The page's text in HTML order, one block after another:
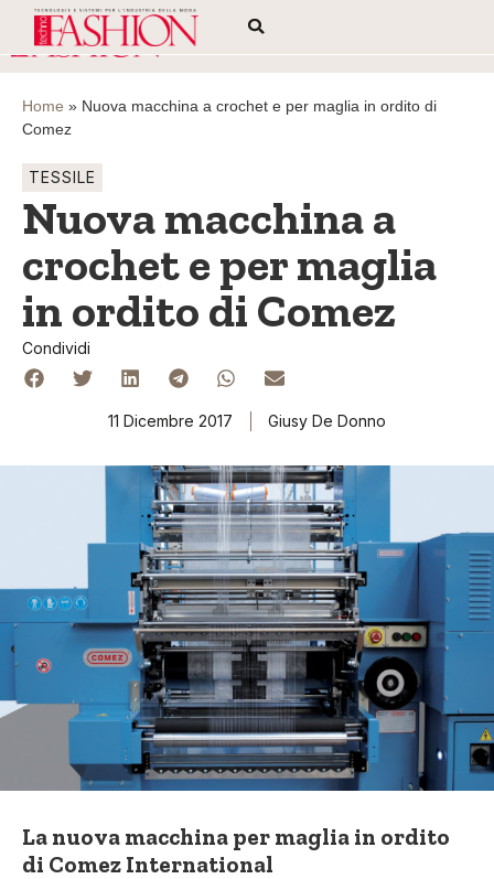
Home » Nuova macchina a crochet e per maglia in ordito di
Comez
TESSILE
Nuova macchina a
crochet e per maglia
in ordito di Comez
Condividi
11 Dicembre 2017 Giusy De Donno
La nuova macchina per maglia in ordito
di Comez International